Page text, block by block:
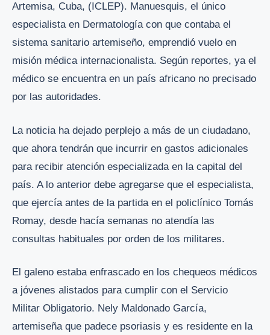
Artemisa, Cuba, (ICLEP). Manuesquis, el único
especialista en Dermatología con que contaba el
sistema sanitario artemiseño, emprendió vuelo en
misión médica internacionalista. Según reportes, ya el
médico se encuentra en un país africano no precisado
por las autoridades.
La noticia ha dejado perplejo a más de un ciudadano,
que ahora tendrán que incurrir en gastos adicionales
para recibir atención especializada en la capital del
país. A lo anterior debe agregarse que el especialista,
que ejercía antes de la partida en el policlínico Tomás
Romay, desde hacía semanas no atendía las
consultas habituales por orden de los militares.
El galeno estaba enfrascado en los chequeos médicos
a jóvenes alistados para cumplir con el Servicio
Militar Obligatorio. Nely Maldonado García,
artemiseña que padece psoriasis y es residente en la